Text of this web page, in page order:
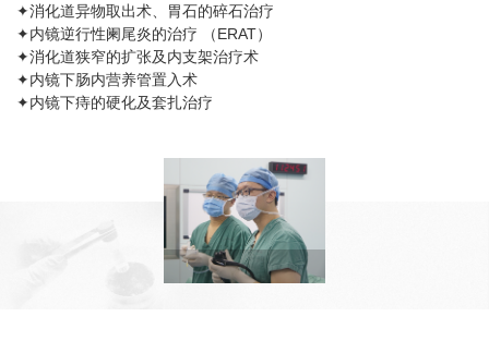
✦消化道异物取出术、胃石的碎石治疗
✦内镜逆行性阑尾炎的治疗 （ERAT）
✦消化道狭窄的扩张及内支架治疗术
✦内镜下肠内营养管置入术
✦内镜下痔的硬化及套扎治疗